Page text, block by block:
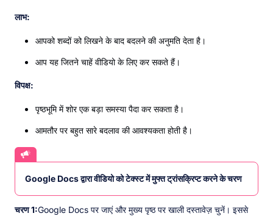
लाभ:
आपको शब्दों को लिखने के बाद बदलने की अनुमति देता है।
आप यह जितने चाहें वीडियो के लिए कर सकते हैं।
विपक्ष:
पृष्ठभूमि में शोर एक बड़ा समस्या पैदा कर सकता है।
आमतौर पर बहुत सारे बदलाव की आवश्यकता होती है।
Google Docs द्वारा वीडियो को टेक्स्ट में मुफ्त ट्रांसक्रिप्ट करने के चरण
चरण 1:Google Docs पर जाएं और मुख्य पृष्ठ पर खाली दस्तावेज़ चुनें। इससे